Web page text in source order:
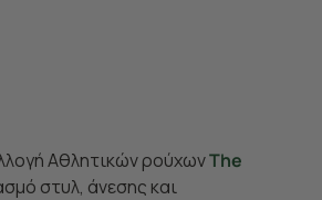
Αθλητικών ρούχωνThe
στυλ, άνεσης και